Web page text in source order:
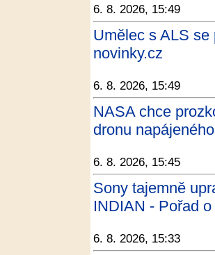
6. 8. 2026, 15:49
Umělec s ALS
novinky.cz
6. 8. 2026, 15:49
NASA chce
dronu
6. 8. 2026, 15:45
Sony tajemně
INDIAN - Pořad o
6. 8. 2026, 15:33